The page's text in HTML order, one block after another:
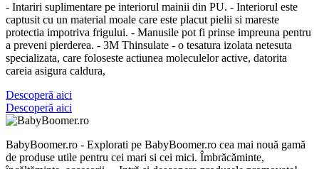
- Intariri suplimentare pe interiorul mainii din PU. - Interiorul este
captusit cu un material moale care este placut pielii si mareste
protectia impotriva frigului. - Manusile pot fi prinse impreuna pentru
a preveni pierderea. - 3M Thinsulate - o tesatura izolata netesuta
specializata, care foloseste actiunea moleculelor active, datorita
careia asigura caldura,
Descoperă aici
Descoperă aici
BabyBoomer.ro - Explorati pe BabyBoomer.ro cea mai nouă gamă
de produse utile pentru cei mari si cei mici. Îmbrăcăminte,